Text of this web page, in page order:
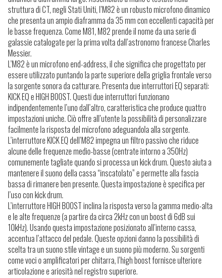
struttura di CT, negli Stati Uniti, l’M82 è un robusto microfono dinamico
che presenta un ampio diaframma da 35 mm con eccellenti capacità per
le basse frequenza. Come M81, M82 prende il nome da una serie di
galassie catalogate per la prima volta dall’astronomo francese Charles
Messier.
L’M82 è un microfonoend-address, il che significa che progettato per
essere utilizzato puntando la parte superiore della griglia frontale verso
la sorgente sonora da catturare. Presenta due interruttori EQ separati:
KICK EQ e HIGH BOOST. Questi due interruttori funzionano
indipendentemente l’uno dall’altro, caratteristica che produce quattro
impostazioni uniche. Ciò offre all’utente la possibilità di personalizzare
facilmente la risposta del microfono adeguandola alla sorgente.
L’interruttore KICK EQ dell’M82 impegna un filtro passivo che riduce
alcune delle frequenze medio-basse (centrate intorno a 350Hz)
comunemente tagliate quando si processa un kick drum. Questo aiuta a
mantenere il suono della cassa “inscatolato” e permette alla fascia
bassa di rimanere ben presente. Questa impostazione è specifica per
l’uso con kick drum.
L’interruttore HIGH BOOST inclina la risposta verso la gamma medio-alta
e le alte frequenze (a partire da circa 2kHz con un boost di 6dB sui
10kHz). Usando questa impostazione posizionato all’interno cassa,
accentua l’attacco del pedale. Queste opzioni danno la possibilità di
scelta tra un suono stile vintage e un suono più moderno. Su sorgenti
come voci o amplificatori per chitarra, l’high boost fornisce ulteriore
articolazione e ariosità nel registro superiore.